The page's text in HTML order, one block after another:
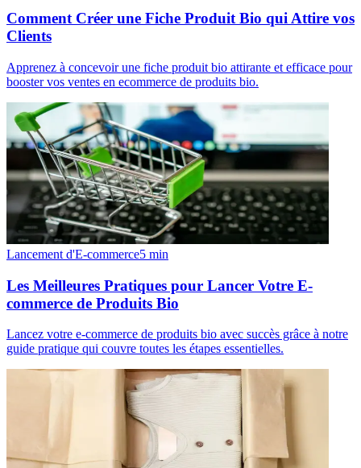
Comment Créer une Fiche Produit Bio qui Attire vos
Clients
Apprenez à concevoir une fiche produit bio attirante et efficace pour
booster vos ventes en ecommerce de produits bio.
Lancement d'E-commerce5 min
Les Meilleures Pratiques pour Lancer Votre E-
commerce de Produits Bio
Lancez votre e-commerce de produits bio avec succès grâce à notre
guide pratique qui couvre toutes les étapes essentielles.